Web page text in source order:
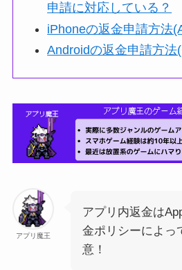
申請に対応している？
iPhoneの返金申請方法
Androidの返金申請方法
アプリ魔王
アプリ内返金は
金ポリシーによっ
意！